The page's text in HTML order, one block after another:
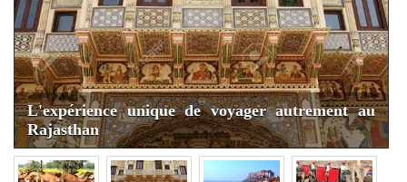
L'expérience unique de voyager autrement au
Rajasthan